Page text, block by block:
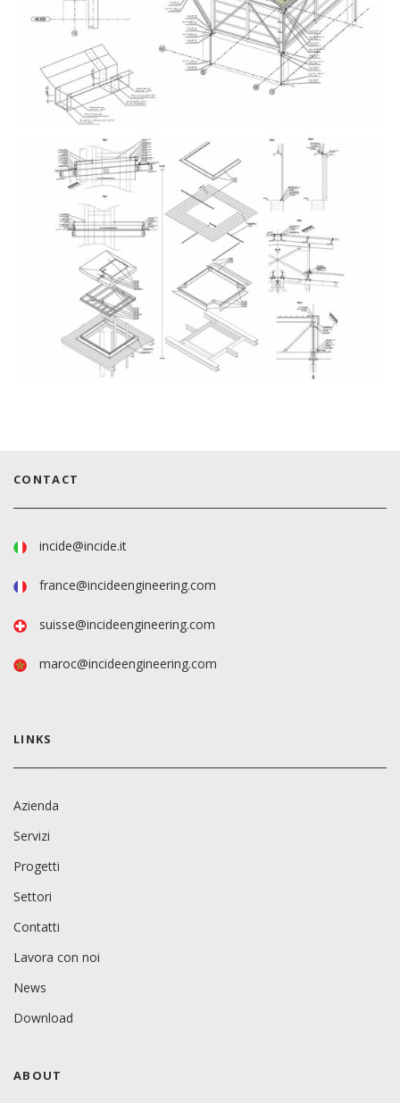
CONTACT
incide@incide.it
france@incideengineering.com
suisse@incideengineering.com
maroc@incideengineering.com
LINKS
Azienda
Servizi
Progetti
Settori
Contatti
Lavora con noi
News
Download
ABOUT